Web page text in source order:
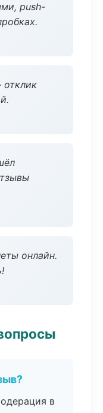
push-
отклик
онлайн.
в